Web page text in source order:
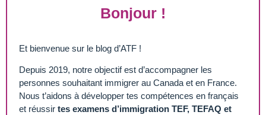
Bonjour !
Et bienvenue sur le blog d’ATF !
Depuis 2019, notre objectif est d’accompagner les
personnes souhaitant immigrer au Canada et en France.
Nous t’aidons à développer tes compétences en français
et réussir tes examens d’immigration TEF, TEFAQ et